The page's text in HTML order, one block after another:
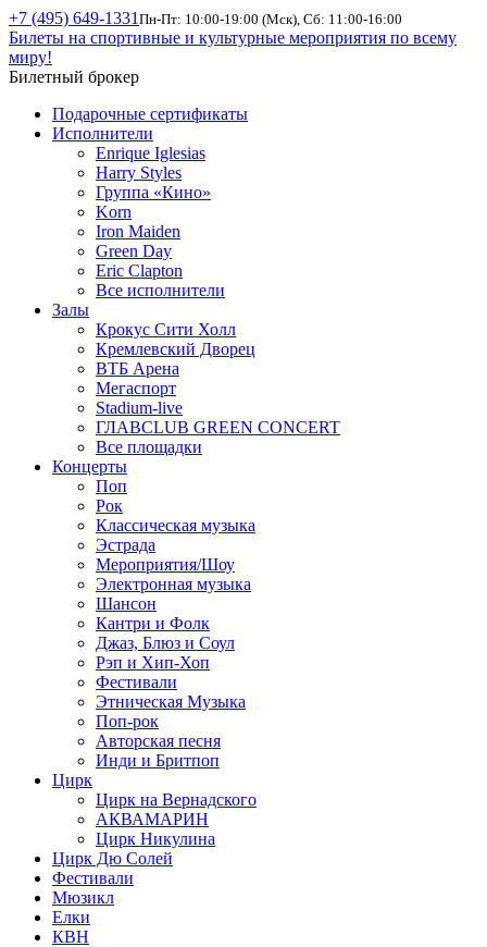
+7 (495) 649-1331 Пн-Пт: 10:00-19:00 (Мск), Сб: 11:00-16:00
Билеты на спортивные и культурные мероприятия по всему
миру!
Билетный брокер
Подарочные сертификаты
Исполнители
Enrique Iglesias
Harry Styles
Группа «Кино»
Korn
Iron Maiden
Green Day
Eric Clapton
Все исполнители
Залы
Крокус Сити Холл
Кремлевский Дворец
ВТБ Арена
Мегаспорт
Stadium-live
ГЛАВCLUB GREEN CONCERT
Все площадки
Концерты
Поп
Рок
Классическая музыка
Эстрада
Мероприятия/Шоу
Электронная музыка
Шансон
Кантри и Фолк
Джаз, Блюз и Соул
Рэп и Хип-Хоп
Фестивали
Этническая Музыка
Поп-рок
Авторская песня
Инди и Бритпоп
Цирк
Цирк на Вернадского
АКВАМАРИН
Цирк Никулина
Цирк Дю Солей
Фестивали
Мюзикл
Елки
КВН